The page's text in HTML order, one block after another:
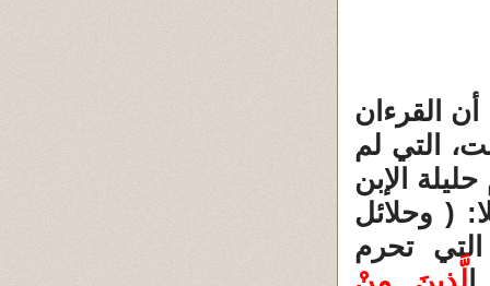
القرءان
التي لم
الإبن
( وحلائل
تحرم